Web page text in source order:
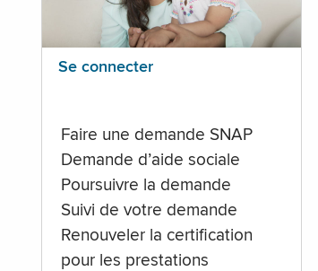
Se connecter
Faire une demande SNAP
Demande d’aide sociale
Poursuivre la demande
Suivi de votre demande
Renouveler la certification
pour les prestations